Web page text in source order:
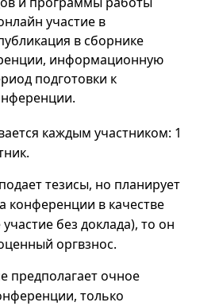
участие в
в сборнике
информационную
подготовки к
каждым участником: 1
тезисы, но планирует
конференции в качестве
без доклада), то он
оргвзнос.
предполагает очное
только